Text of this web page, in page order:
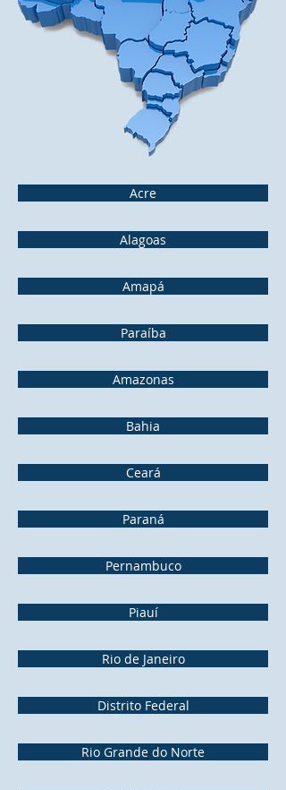
Acre
Alagoas
Amapá
Paraíba
Amazonas
Bahia
Ceará
Paraná
Pernambuco
Piauí
Rio de Janeiro
Distrito Federal
Rio Grande do Norte